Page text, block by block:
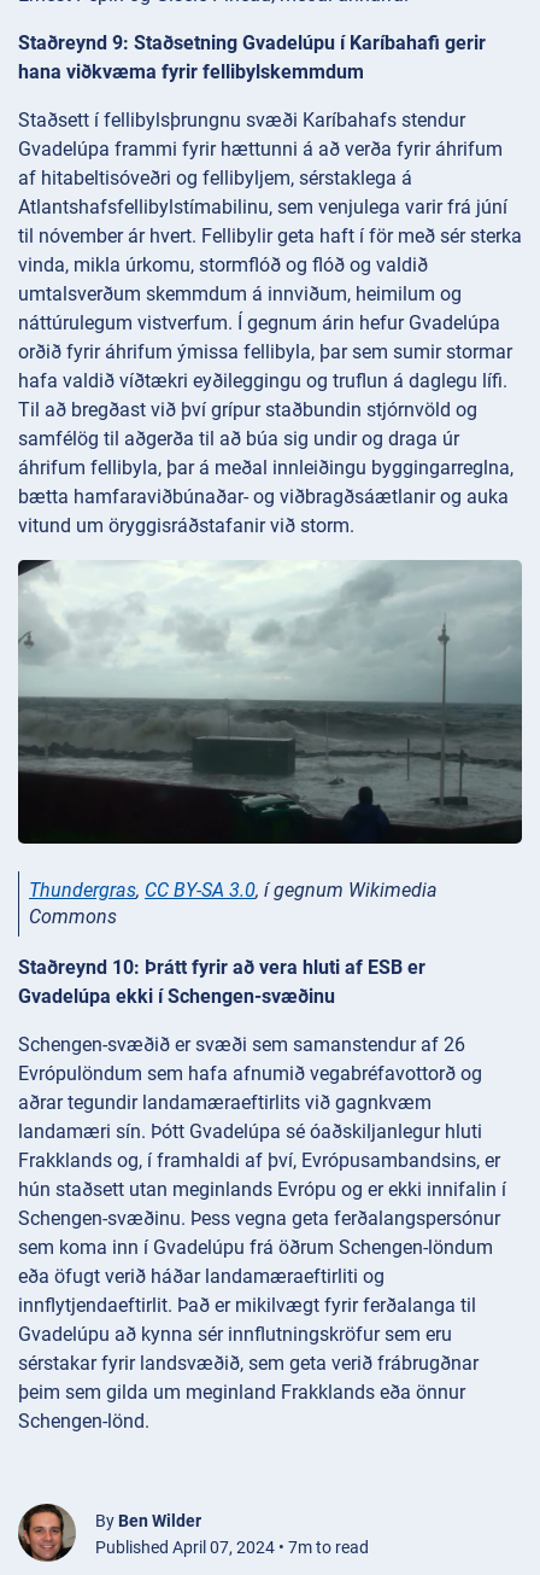
Staðreynd 9: Staðsetning Gvadelúpu í Karíbahafi gerir
hana viðkvæma fyrir fellibylskemmdum
Staðsett í fellibylsþrungnu svæði Karíbahafs stendur
Gvadelúpa frammi fyrir hættunni á að verða fyrir áhrifum
af hitabeltisóveðri og fellibyljem, sérstaklega á
Atlantshafsfellibylstímabilinu, sem venjulega varir frá júní
til nóvember ár hvert. Fellibylir geta haft í för með sér sterka
vinda, mikla úrkomu, stormflóð og flóð og valdið
umtalsverðum skemmdum á innviðum, heimilum og
náttúrulegum vistverfum. Í gegnum árin hefur Gvadelúpa
orðið fyrir áhrifum ýmissa fellibyla, þar sem sumir stormar
hafa valdið víðtækri eyðileggingu og truflun á daglegu lífi.
Til að bregðast við því grípur staðbundin stjórnvöld og
samfélög til aðgerða til að búa sig undir og draga úr
áhrifum fellibyla, þar á meðal innleiðingu byggingarreglna,
bætta hamfaraviðbúnaðar- og viðbragðsáætlanir og auka
vitund um öryggisráðstafanir við storm.
Thundergras, CC BY-SA 3.0, í gegnum Wikimedia
Commons
Staðreynd 10: Þrátt fyrir að vera hluti af ESB er
Gvadelúpa ekki í Schengen-svæðinu
Schengen-svæðið er svæði sem samanstendur af 26
Evrópulöndum sem hafa afnumið vegabréfavottorð og
aðrar tegundir landamæraeftirlits við gagnkvæm
landamæri sín. Þótt Gvadelúpa sé óaðskiljanlegur hluti
Frakklands og, í framhaldi af því, Evrópusambandsins, er
hún staðsett utan meginlands Evrópu og er ekki innifalin í
Schengen-svæðinu. Þess vegna geta ferðalangspersónur
sem koma inn í Gvadelúpu frá öðrum Schengen-löndum
eða öfugt verið háðar landamæraeftirliti og
innflytjendaeftirlit. Það er mikilvægt fyrir ferðalanga til
Gvadelúpu að kynna sér innflutningskröfur sem eru
sérstakar fyrir landsvæðið, sem geta verið frábrugðnar
þeim sem gilda um meginland Frakklands eða önnur
Schengen-lönd.
By Ben Wilder
Published April 07, 2024 • 7m to read